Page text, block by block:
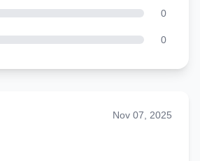
0
0
Nov 07, 2025